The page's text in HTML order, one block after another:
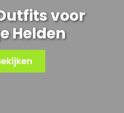
voor
Helden